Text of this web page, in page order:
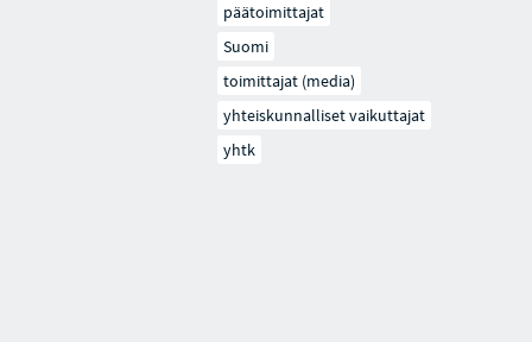
päätoimittajat
Suomi
toimittajat (media)
yhteiskunnalliset vaikuttajat
yhtk